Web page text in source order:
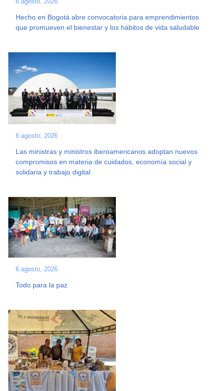
Hecho en Bogotá abre convocatoria para emprendimientos
que promueven el bienestar y los hábitos de vida saludable
6 agosto, 2026
Las ministras y ministros iberoamericanos adoptan nuevos
compromisos en materia de cuidados, economía social y
solidaria y trabajo digital
6 agosto, 2026
Todo para la paz